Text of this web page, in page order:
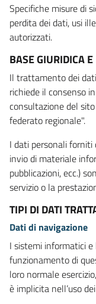
Specifiche misure di
perdita dei dati, usi
autorizzati.
BASE GIURIDICA
Il trattamento dei
richiede il consenso
consultazione del
federato regionale".
I dati personali
invio di materiale
pubblicazioni, ecc.)
servizio o la
TIPI DI DATI
Dati di navigazione
I sistemi informatici
funzionamento di
loro normale
è implicita nell’uso